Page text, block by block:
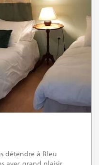
détendre à Bleu